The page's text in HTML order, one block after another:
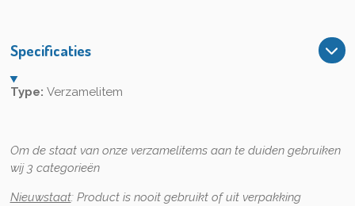
Specificaties
Type: Verzamelitem
Om de staat van onze verzamelitems aan te duiden gebruiken
wij 3 categorieën
Nieuwstaat:Product is nooit gebruikt of uit verpakking